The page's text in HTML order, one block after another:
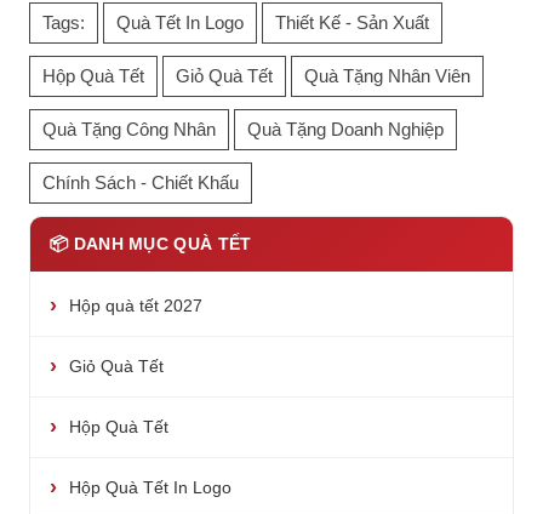
📦 DANH MỤC QUÀ TẾT
Hộp quà tết 2027
Giỏ Quà Tết
Hộp Quà Tết
Hộp Quà Tết In Logo
Tags: Quà Tết In Logo Thiết Kế - Sản Xuất
Hộp Quà Tết Giỏ Quà Tết Quà Tặng Nhân Viên
Quà Tặng Công Nhân Quà Tặng Doanh Nghiệp
Chính Sách - Chiết Khấu